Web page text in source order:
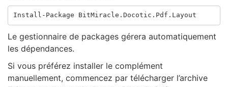
Le gestionnaire de packages gérera automatiquement
les dépendances.
Si vous préférez installer le complément
manuellement, commencez par télécharger l’archive